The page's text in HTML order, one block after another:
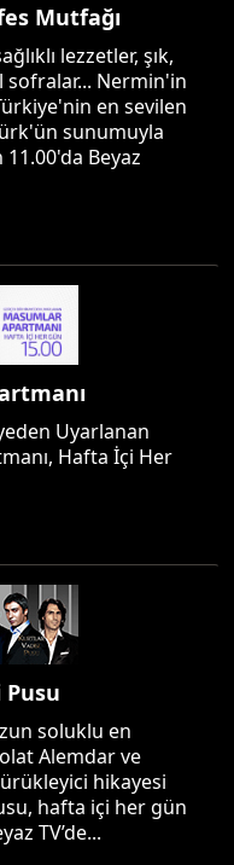
Mutfağı
lezzetler, şık,
sofralar... Nermin'in
en sevilen
sunumuyla
Beyaz
Uyarlanan
Hafta İçi Her
soluklu en
Alemdar ve
hikayesi
hafta içi her gün
TV’de...